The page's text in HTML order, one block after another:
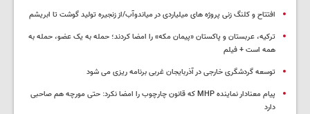
افتتاح و کلنگ زنی پروژه های میلیاردی در میاندوآب/از زنجیره تولید گوشت تا ابریشم
ترکیه، عربستان و پاکستان «پیمان مکه» را امضا کردند؛ حمله به یک عضو، حمله به
همه است + فیلم
توسعه گردشگری خارجی در آذربایجان غربی برنامه ریزی می شود
پیام معنادار نماینده MHP که قانون چارچوب را امضا نکرد: حتی مورچه هم صاحبی
دارد